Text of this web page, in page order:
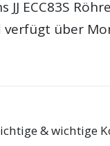
ECC83S
verfügt über
& wichtige